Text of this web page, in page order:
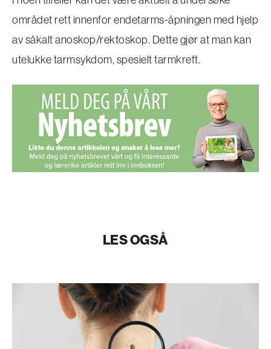
området rett innenfor endetarms-åpningen med hjelp
av såkalt anoskop/rektoskop. Dette gjør at man kan
utelukke tarmsykdom, spesielt tarmkreft.
LES OGSÅ